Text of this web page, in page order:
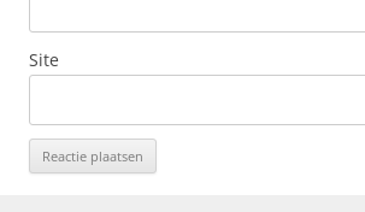
Site